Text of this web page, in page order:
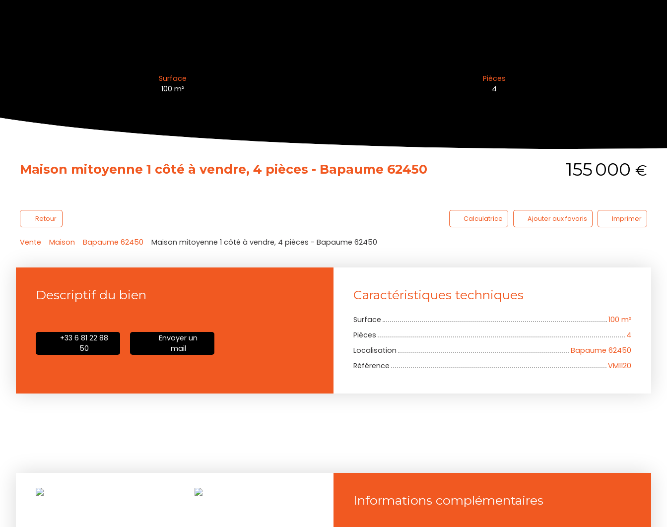
Surface
100m²
Pièces
4
Maison mitoyenne 1 côté à vendre, 4 pièces - Bapaume 62450 155 000 €
Retour Calculatrice Ajouter aux favoris Imprimer
Vente Maison Bapaume 62450 Maison mitoyenne 1 côté à vendre, 4 pièces - Bapaume 62450
Descriptif du bien
+33 6 81 22 88
50
Envoyer un
mail
Caractéristiques techniques
Surface 100 m²
Pièces
4
Localisation
Bapaume 62450
Référence
VM1120
Informations complémentaires